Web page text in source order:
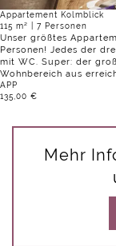
Appartement Kolmblick
115 m² | 7 Personen
Unser größtes
Personen! Jedes der
mit WC. Super: der
Wohnbereich aus
APP
135,00 €
Mehr